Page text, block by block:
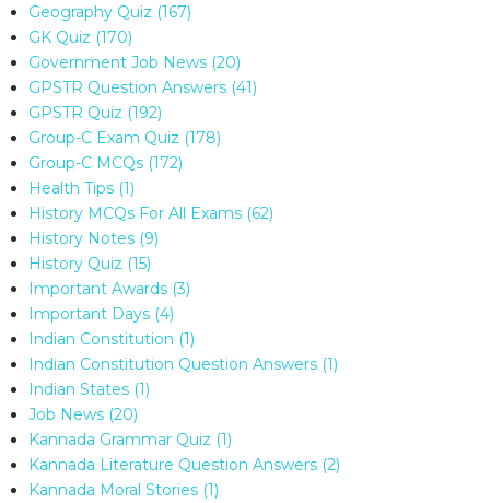
Geography Quiz (167)
GK Quiz (170)
Government Job News (20)
GPSTR Question Answers (41)
GPSTR Quiz (192)
Group-C Exam Quiz (178)
Group-C MCQs (172)
Health Tips (1)
History MCQs For All Exams (62)
History Notes (9)
History Quiz (15)
Important Awards (3)
Important Days (4)
Indian Constitution (1)
Indian Constitution Question Answers (1)
Indian States (1)
Job News (20)
Kannada Grammar Quiz (1)
Kannada Literature Question Answers (2)
Kannada Moral Stories (1)